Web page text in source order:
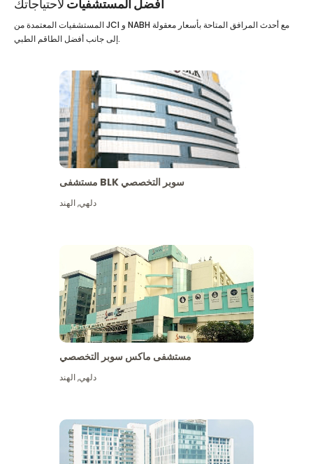
أفضل المستشفيات لاحتياجاتك
المستشفيات المعتمدة من JCI و NABH مع أحدث المرافق المتاحة بأسعار معقولة
إلى جانب أفضل الطاقم الطبي.
مستشفى BLK سوبر التخصصي
دلهي,الهند
مستشفى ماكس سوبر التخصصي
دلهي,الهند